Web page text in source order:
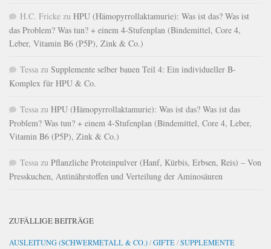
H.C. Fricke zu HPU (Hämopyrrollaktamurie): Was ist das? Was ist
das Problem? Was tun? + einem 4-Stufenplan (Bindemittel, Core 4,
Leber, Vitamin B6 (P5P), Zink & Co.)
Tessa zu Supplemente selber bauen Teil 4: Ein individueller B-
Komplex für HPU & Co.
Tessa zu HPU (Hämopyrrollaktamurie): Was ist das? Was ist das
Problem? Was tun? + einem 4-Stufenplan (Bindemittel, Core 4, Leber,
Vitamin B6 (P5P), Zink & Co.)
Tessa zu Pflanzliche Proteinpulver (Hanf, Kürbis, Erbsen, Reis) – Von
Presskuchen, Antinährstoffen und Verteilung der Aminosäuren
ZUFÄLLIGE BEITRÄGE
AUSLEITUNG (SCHWERMETALL & CO.)/GIFTE/SUPPLEMENTE